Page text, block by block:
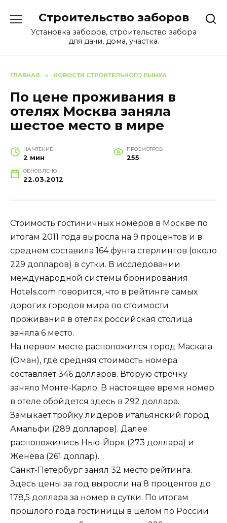
содержанию
Строительство заборов
Установка заборов, строительство забора
для дачи, дома, участка.
ГЛАВНАЯ » НОВОСТИ СТРОИТЕЛЬНОГО РЫНКА
По цене проживания в
отелях Москва заняла
шестое место в мире
НА ЧТЕНИЕ
2 мин
ПРОСМОТРОВ
255
ОБНОВЛЕНО
22.03.2012
Стоимость гостиничных номеров в Москве по
итогам 2011 года выросла на 9 процентов и в
среднем составила 164 фунта стерлингов (около
229 долларов) в сутки. В исследовании
международной системы бронирования
Hotels.com говорится, что в рейтинге самых
дорогих городов мира по стоимости
проживания в отелях российская столица
заняла 6 место.
На первом месте расположился город Маската
(Оман), где средняя стоимость номера
составляет 346 долларов. Вторую строчку
заняло Монте-Карло. В настоящее время номер
в отеле обойдется здесь в 292 доллара.
Замыкает тройку лидеров итальянский город
Амальфи (289 долларов). Далее
расположились Нью-Йорк (273 доллара) и
Женева (261 доллар).
Санкт-Петербург занял 32 место рейтинга.
Здесь цены за год выросли на 8 процентов до
178,5 доллара за номер в сутки. По итогам
прошлого года гостиницы в целом по России